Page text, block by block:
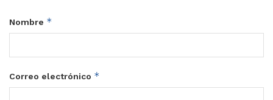
Nombre *
Correo electrónico *